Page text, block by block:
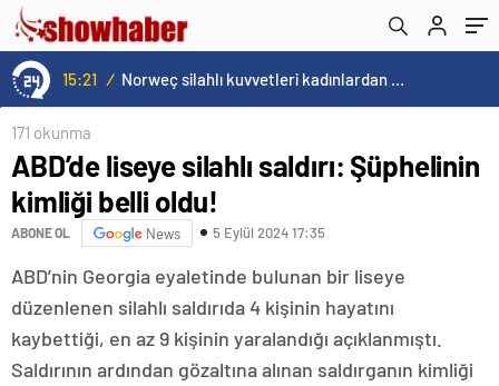
15:21 / Norweç silahlı kuvvetleri kadınlardan oluşan özel kuvvetler eğitimlerini başlattı.
171 okunma
ABD’de liseye silahlı saldırı: Şüphelinin
kimliği belli oldu!
ABONE OL News 5 Eylül 2024 17:35
ABD’nin Georgia eyaletinde bulunan bir liseye
düzenlenen silahlı saldırıda 4 kişinin hayatını
kaybettiği, en az 9 kişinin yaralandığı açıklanmıştı.
Saldırının ardından gözaltına alınan saldırganın kimliği